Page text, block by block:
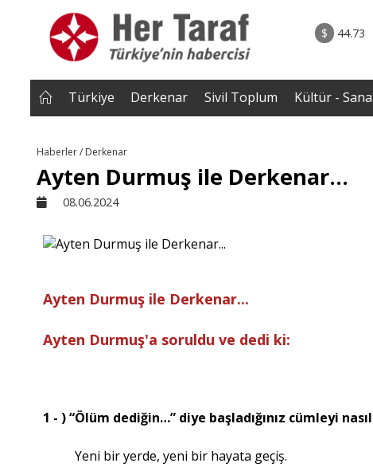
$ 44.73
• ''Ahh Avrupa..'' şeklindeki âşıkâne yaklaşımlar bütün
Müslüman toplumlarda geri tepmeye
başladı..|Selahaddin Eş Çakırgil
Türkiye Derkenar Sivil Toplum Kültür -
Haberler / Derkenar
Ayten Durmuş ile Derkenar...
08.06.2024
Ayten Durmuş ile Derkenar...
Ayten Durmuş'a soruldu ve dedi ki:
1 - ) “Ölüm dediğin…” diye başladığınız cümleyi
Yeni bir yerde, yeni bir hayata geçiş.